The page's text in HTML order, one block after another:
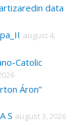
data
august 4,
Catolic
Áron”
S august 3, 2026